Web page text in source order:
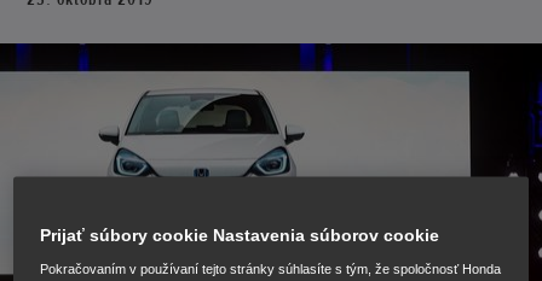
Prijať súbory cookie Nastavenia súborov cookie
Pokračovaním v používaní tejto stránky súhlasíte s tým, že spoločnosť Honda